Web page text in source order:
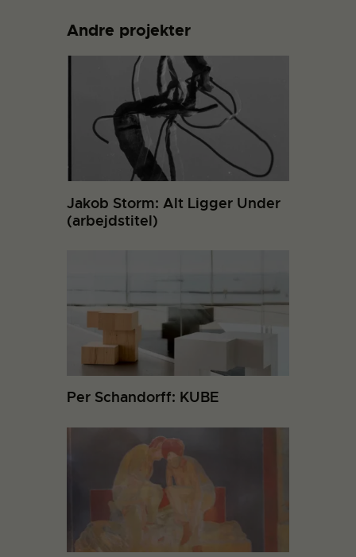
Andre projekter
Jakob Storm: Alt Ligger Under
(arbejdstitel)
Per Schandorff: KUBE